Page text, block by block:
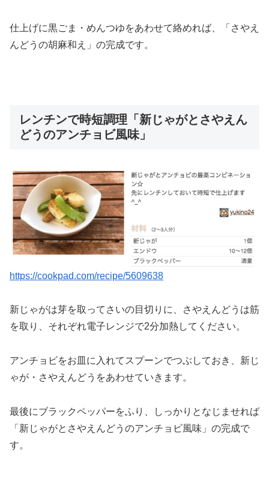
仕上げに黒ごま・めんつゆをあわせて絡めれば、「さやえ
んどうの胡麻和え」の完成です。
レンチンで時短調理「新じゃがとさやえん
どうのアンチョビ風味」
https://cookpad.com/recipe/5609638
新じゃがは芽を取ってさいの目切りに、さやえんどうは筋
を取り、それぞれ電子レンジで2分加熱してください。
アンチョビをお皿に入れてスプーンでつぶしておき、新じ
ゃが・さやえんどうをあわせていきます。
最後にブラックペッパーをふり、しっかりとなじませれば
「新じゃがとさやえんどうのアンチョビ風味」の完成で
す。